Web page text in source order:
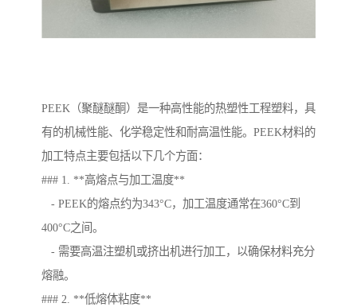
PEEK（聚醚醚酮）是一种高性能的热塑性工程塑料，具
有的机械性能、化学稳定性和耐高温性能。PEEK材料的
加工特点主要包括以下几个方面：
### 1. **高熔点与加工温度**
- PEEK的熔点约为343°C，加工温度通常在360°C到
400°C之间。
- 需要高温注塑机或挤出机进行加工，以确保材料充分
熔融。
### 2. **低熔体粘度**